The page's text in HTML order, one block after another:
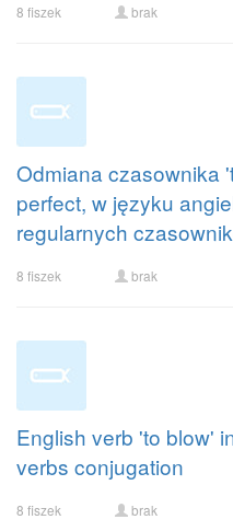
8 fiszek brak
Odmiana czasownika
perfect, w języku
regularnych
8 fiszek brak
English verb 'to blow'
verbs conjugation
8 fiszek brak